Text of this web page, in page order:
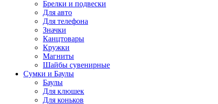
Брелки и подвески
Для авто
Для телефона
Значки
Канцтовары
Кружки
Магниты
Шайбы сувенирные
Сумки и Баулы
Баулы
Для клюшек
Для коньков